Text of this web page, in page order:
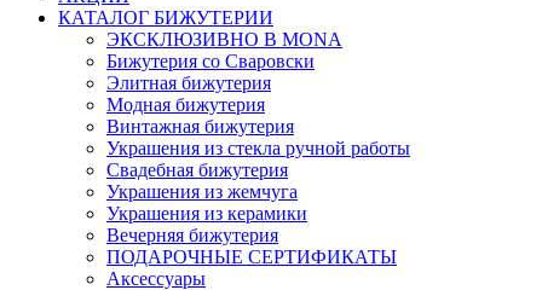
КАТАЛОГ БИЖУТЕРИИ
ЭКСКЛЮЗИВНО В MONA
Бижутерия со Сваровски
Элитная бижутерия
Модная бижутерия
Винтажная бижутерия
Украшения из стекла ручной работы
Свадебная бижутерия
Украшения из жемчуга
Украшения из керамики
Вечерняя бижутерия
ПОДАРОЧНЫЕ СЕРТИФИКАТЫ
Аксессуары